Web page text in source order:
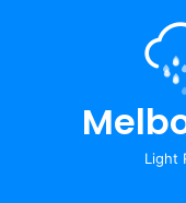
Light